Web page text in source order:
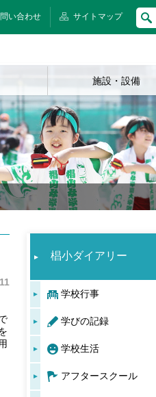
い合わせ サイトマップ
施設・設備
椙小ダイアリー
学校行事
学びの記録
学校生活
アフタースクール